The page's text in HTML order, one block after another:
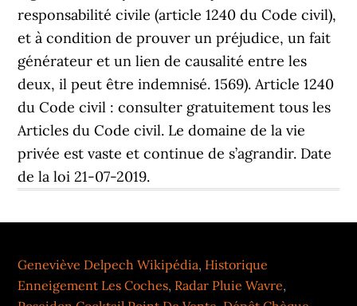
Geneviève Delpech Wikipédia, Historique
Enneigement Les Coches, Radar Pluie Wavre,